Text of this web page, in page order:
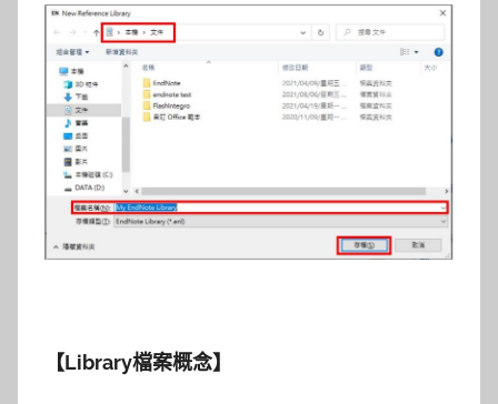
【Library檔案概念】